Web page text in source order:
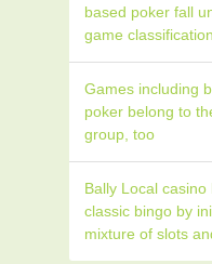
based poker fall
game
Games including
poker belong to
group, too
Bally Local
classic bingo by
mixture of slots